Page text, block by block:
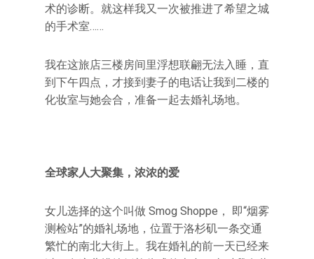
术的诊断。就这样我又一次被推进了希望之城
的手术室……
我在这旅店三楼房间里浮想联翩无法入睡，直
到下午四点，才接到妻子的电话让我到二楼的
化妆室与她会合，准备一起去婚礼场地。
全球家人大聚集，浓浓的爱
女儿选择的这个叫做 Smog Shoppe， 即“烟雾
测检站”的婚礼场地，位置于洛杉矶一条交通
繁忙的南北大街上。我在婚礼的前一天已经来